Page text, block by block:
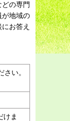
の専門
が地域の
お答え
い。
けま